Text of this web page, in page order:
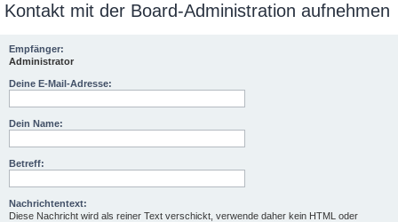
c
Kontakt mit der Board-Administration aufnehmen
Empfänger:
Administrator
Deine E-Mail-Adresse:
Dein Name:
Betreff:
Nachrichtentext:
Diese Nachricht wird als reiner Text verschickt, verwende daher kein HTML oder